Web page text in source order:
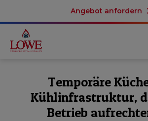
Angebot anfordern
Temporäre
Kühlinfrastruktur,
Betrieb